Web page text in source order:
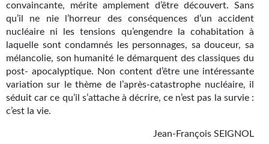
Tirages d’art Une Heure-Lumière
PLUS
À paraître
Revue de presse
convaincante, mérite amplement d’être découvert. Sans
qu’il ne nie l’horreur des conséquences d’un accident
nucléaire ni les tensions qu’engendre la cohabitation à
laquelle sont condamnés les personnages, sa douceur, sa
mélancolie, son humanité le démarquent des classiques du
post- apocalyptique. Non content d’être une intéressante
variation sur le thème de l’après-catastrophe nucléaire, il
séduit car ce qu’il s’attache à décrire, ce n’est pas la survie :
c’est la vie.
Jean-François SEIGNOL